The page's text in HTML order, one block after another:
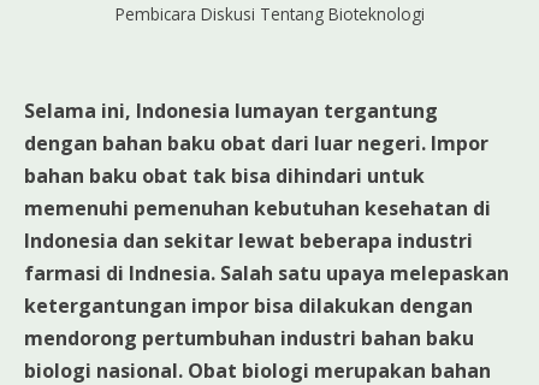
Pembicara Diskusi Tentang Bioteknologi
Selama ini, Indonesia lumayan tergantung
dengan bahan baku obat dari luar negeri. Impor
bahan baku obat tak bisa dihindari untuk
memenuhi pemenuhan kebutuhan kesehatan di
Indonesia dan sekitar lewat beberapa industri
farmasi di Indnesia. Salah satu upaya melepaskan
ketergantungan impor bisa dilakukan dengan
mendorong pertumbuhan industri bahan baku
biologi nasional. Obat biologi merupakan bahan